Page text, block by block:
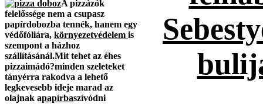
A pizzázók
felelőssége nem a csupasz
papírdobozba tennék, hanem egy
védőfóliára, környezetvédelem is
szempont a házhoz
szállításánál.Mit tehet az éhes
pizzaimádó?minden szeleteket
tányérra rakodva a lehető
legkevesebb ideje marad az
olajnak apapírbaszívódni